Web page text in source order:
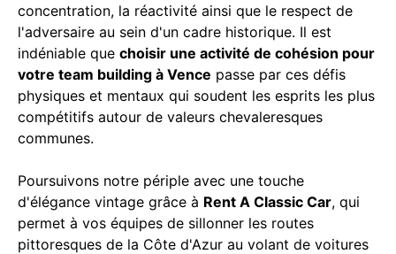
concentration, la réactivité ainsi que le respect de
l'adversaire au sein d'un cadre historique. Il est
indéniable que choisir une activité de cohésion pour
votre team building à Vence passe par ces défis
physiques et mentaux qui soudent les esprits les plus
compétitifs autour de valeurs chevaleresques
communes.
Poursuivons notre périple avec une touche
d'élégance vintage grâce à Rent A Classic Car, qui
permet à vos équipes de sillonner les routes
pittoresques de la Côte d'Azur au volant de voitures